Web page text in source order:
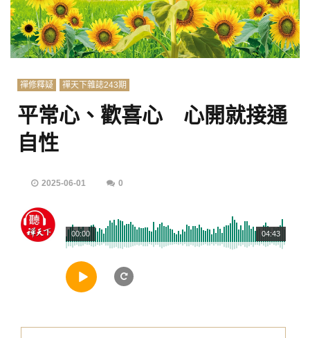
禪修釋疑 禪天下雜誌243期
平常心、歡喜心 心開就接通
自性
2025-06-01 0
04:43
00:00